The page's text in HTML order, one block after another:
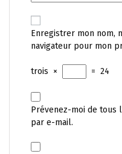
Enregistrer mon nom,
navigateur pour mon
trois × = 24
Prévenez-moi de tous
par e-mail.